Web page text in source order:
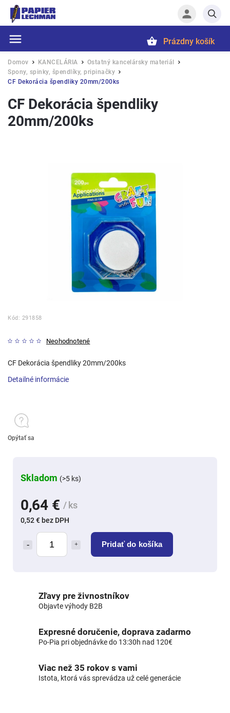
Hľadať
Prázdny košík
Domov / KANCELÁRIA / Ostatný kancelársky materiál
/
Spony, spinky, špendlíky, pripinačky /
CF Dekorácia špendliky 20mm/200ks
CF Dekorácia špendliky
20mm/200ks
Kód: 291858
Neohodnotené
0,64 € / ks
0,52 € bez DPH
Pridať do košíka
Skladom (>5 ks)
CF Dekorácia špendliky 20mm/200ks
Detailné informácie
Opýtať sa
Zľavy pre živnostníkov
Objavte výhody B2B
Expresné doručenie, doprava zadarmo
Po-Pia pri objednávke do 13:30h nad 120€
Viac než 35 rokov s vami
Istota, ktorá vás sprevádza už celé generácie